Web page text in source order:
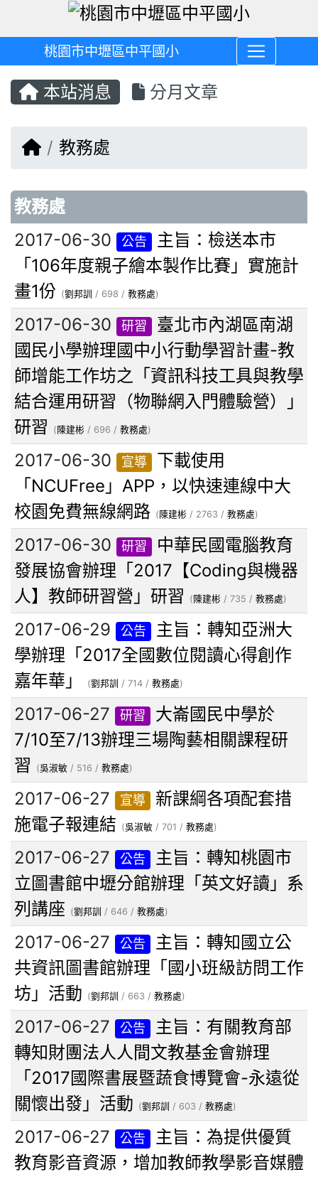
桃園市中壢區中平國小
本站消息 分月文章
回首頁
教務處
文章列表
教務處
2017-06-30 公告
主旨：檢送本市
「106年度親子繪本製作比賽」實施計
畫1份 (劉邦訓 / 698 / 教務處)
2017-06-30 研習
臺北市內湖區南湖
國民小學辦理國中小行動學習計畫-教
師增能工作坊之「資訊科技工具與教學
結合運用研習（物聯網入門體驗營）」
研習
( 陳建彬 / 696 / 教務處)
2017-06-30 宣導
下載使用
「NCUFree」APP，以快速連線中大
校園免費無線網路 (陳建彬 / 2763 / 教務處)
2017-06-30 研習
中華民國電腦教育
發展協會辦理「2017【Coding與機器
人】教師研習營」研習
( 陳建彬 / 735 / 教務處)
2017-06-29 公告
主旨：轉知亞洲大
學辦理「2017全國數位閱讀心得創作
嘉年華」
(劉邦訓 / 714 / 教務處)
2017-06-27 研習
大崙國民中學於
7/10至7/13辦理三場陶藝相關課程研
習
(吳淑敏 / 516 / 教務處)
2017-06-27 宣導
新課綱各項配套措
施電子報連結 (吳淑敏 / 701 / 教務處)
2017-06-27 公告
主旨：轉知桃園市
立圖書館中壢分館辦理「英文好讀」系
列講座 (劉邦訓 / 646 / 教務處)
2017-06-27 公告
主旨：轉知國立公
共資訊圖書館辦理「國小班級訪問工作
坊」活動 (劉邦訓 / 663 / 教務處)
2017-06-27 公告
主旨：有關教育部
轉知財團法人人間文教基金會辦理
「2017國際書展暨蔬食博覽會-永遠從
關懷出發」活動 (劉邦訓 / 603 / 教務處)
2017-06-27 公告
主旨：為提供優質
教育影音資源，增加教師教學影音媒體